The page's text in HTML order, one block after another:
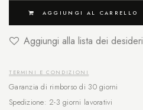
AGGIUNGI AL CARRELLO
Aggiungi alla lista dei desideri
TERMINI E CONDIZIONI
Garanzia di rimborso di 30 giorni
Spedizione: 2-3 giorni lavorativi